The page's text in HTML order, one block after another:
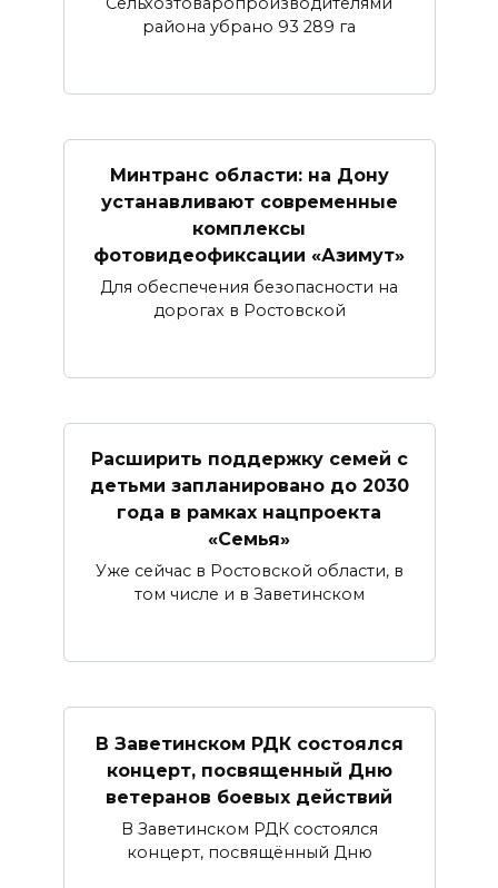
района убрано 93 289 га
Минтранс области: на Дону
устанавливают современные
комплексы
фотовидеофиксации «Азимут»
Для обеспечения безопасности на
дорогах в Ростовской
Расширить поддержку семей с
детьми запланировано до 2030
года в рамках нацпроекта
«Семья»
Уже сейчас в Ростовской области, в
том числе и в Заветинском
В Заветинском РДК состоялся
концерт, посвященный Дню
ветеранов боевых действий
В Заветинском РДК состоялся
концерт, посвящённый Дню